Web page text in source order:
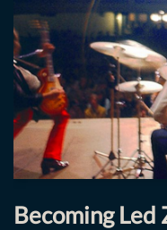
Becoming Led